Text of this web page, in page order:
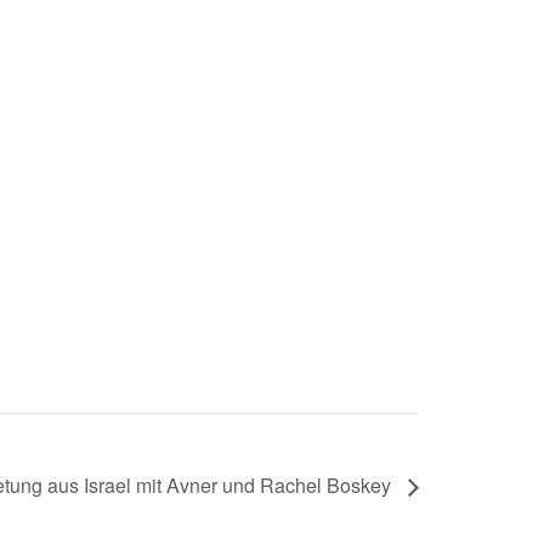
aus Israel mit Avner und Rachel Boskey